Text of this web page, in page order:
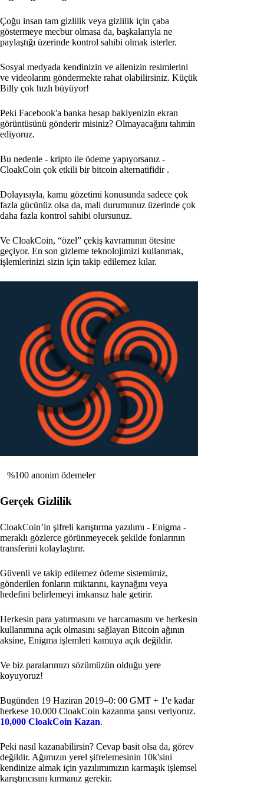
Çoğu insan tam gizlilik veya gizlilik için çaba
göstermeye mecbur olmasa da, başkalarıyla ne
paylaştığı üzerinde kontrol sahibi olmak isterler.
Sosyal medyada kendinizin ve ailenizin resimlerini
ve videolarını göndermekte rahat olabilirsiniz. Küçük
Billy çok hızlı büyüyor!
Peki Facebook'a banka hesap bakiyenizin ekran
görüntüsünü gönderir misiniz? Olmayacağını tahmin
ediyoruz.
Bu nedenle - kripto ile ödeme yapıyorsanız -
CloakCoin çok etkili bir bitcoin alternatifidir .
Dolayısıyla, kamu gözetimi konusunda sadece çok
fazla gücünüz olsa da, mali durumunuz üzerinde çok
daha fazla kontrol sahibi olursunuz.
Ve CloakCoin, “özel” çekiş kavramının ötesine
geçiyor. En son gizleme teknolojimizi kullanmak,
işlemlerinizi sizin için takip edilemez kılar.
%100 anonim ödemeler
Gerçek Gizlilik
CloakCoin’in şifreli karıştırma yazılımı - Enigma -
meraklı gözlerce görünmeyecek şekilde fonlarının
transferini kolaylaştırır.
Güvenli ve takip edilemez ödeme sistemimiz,
gönderilen fonların miktarını, kaynağını veya
hedefini belirlemeyi imkansız hale getirir.
Herkesin para yatırmasını ve harcamasını ve herkesin
kullanımına açık olmasını sağlayan Bitcoin ağının
aksine, Enigma işlemleri kamuya açık değildir.
Ve biz paralarımızı sözümüzün olduğu yere
koyuyoruz!
Bugünden 19 Haziran 2019–0: 00 GMT + 1'e kadar
herkese 10.000 CloakCoin kazanma şansı veriyoruz.
10,000 CloakCoin Kazan.
Peki nasıl kazanabilirsin? Cevap basit olsa da, görev
değildir. Ağımızın yerel şifrelemesinin 10k'sini
kendinize almak için yazılımımızın karmaşık işlemsel
karıştırıcısını kırmanız gerekir.